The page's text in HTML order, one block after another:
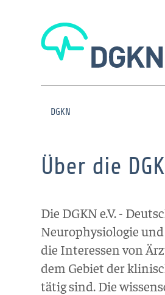
DGKN
Über die
Die DGKN e.V. -
Neurophysiologie
die Interessen von
dem Gebiet der
tätig sind. Die